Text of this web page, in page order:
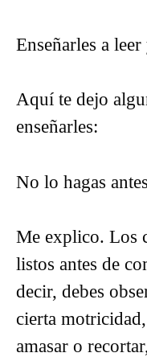
Enseñarles a
Aquí te dejo
enseñarles:
No lo hagas
Me explico. Los
listos antes de
decir, debes
cierta
amasar o